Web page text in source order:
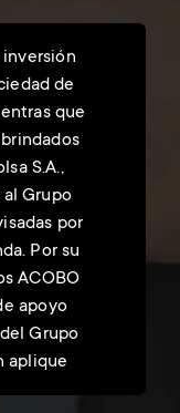
de
que
S.A.,
Grupo
por
Por su
ACOBO
apoyo
Grupo
aplique